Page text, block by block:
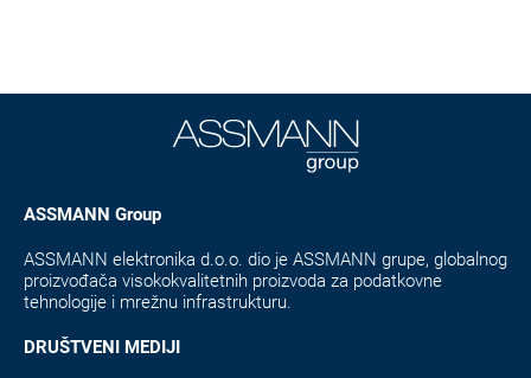
ASSMANN Group
ASSMANN elektronika d.o.o. dio je ASSMANN grupe, globalnog
proizvođača visokokvalitetnih proizvoda za podatkovne
tehnologije i mrežnu infrastrukturu.
DRUŠTVENI MEDIJI